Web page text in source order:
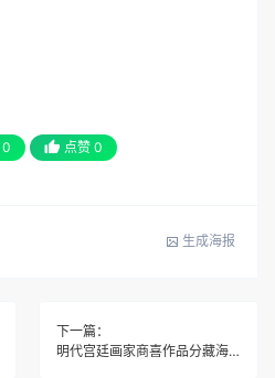
0 点赞 0
生成海报
下一篇：
明代宫廷画家商喜作品分藏海峡两岸